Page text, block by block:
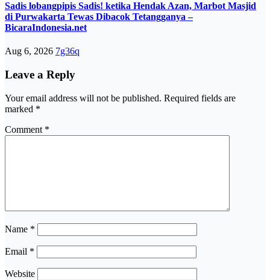
Sadis lobangpipis Sadis! ketika Hendak Azan, Marbot Masjid
di Purwakarta Tewas Dibacok Tetangganya –
BicaraIndonesia.net
Aug 6, 2026 7g36q
Leave a Reply
Your email address will not be published. Required fields are
marked *
Comment *
Name *
Email *
Website